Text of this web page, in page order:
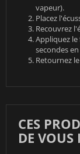
vapeur).
Placez
Recouvrez
Appliquez
secondes
Retournez
CES
DE VOUS